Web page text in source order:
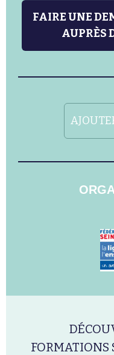
FAIRE UNE
AUPRÈS
FORMATIONS